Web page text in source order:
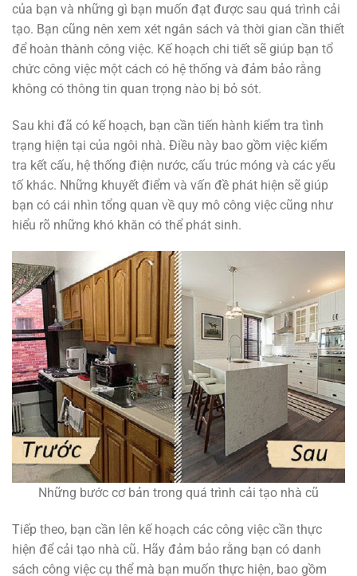
của bạn và những gì bạn muốn đạt được sau quá trình cải
tạo. Bạn cũng nên xem xét ngân sách và thời gian cần thiết
để hoàn thành công việc. Kế hoạch chi tiết sẽ giúp bạn tổ
chức công việc một cách có hệ thống và đảm bảo rằng
không có thông tin quan trọng nào bị bỏ sót.
Sau khi đã có kế hoạch, bạn cần tiến hành kiểm tra tình
trạng hiện tại của ngôi nhà. Điều này bao gồm việc kiểm
tra kết cấu, hệ thống điện nước, cấu trúc móng và các yếu
tố khác. Những khuyết điểm và vấn đề phát hiện sẽ giúp
bạn có cái nhìn tổng quan về quy mô công việc cũng như
hiểu rõ những khó khăn có thể phát sinh.
Những bước cơ bản trong quá trình cải tạo nhà cũ
Tiếp theo, bạn cần lên kế hoạch các công việc cần thực
hiện để cải tạo nhà cũ. Hãy đảm bảo rằng bạn có danh
sách công việc cụ thể mà bạn muốn thực hiện, bao gồm